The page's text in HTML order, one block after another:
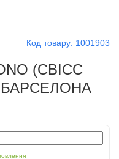
Код товару: 1001903
(СВІСС
БАРСЕЛОНА